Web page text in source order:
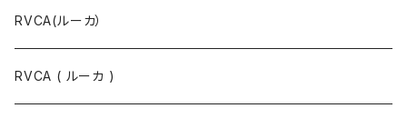
RVCA(ルーカ）
RVCA ( ルーカ )